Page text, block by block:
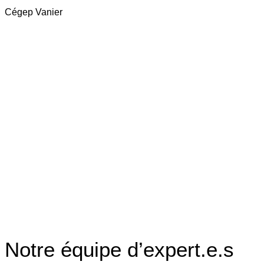
Cégep Vanier
Notre équipe d’expert.e.s